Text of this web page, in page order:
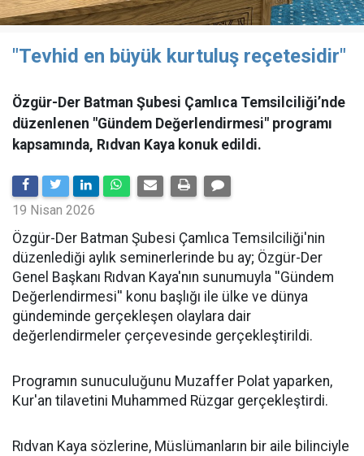
"Tevhid en büyük kurtuluş reçetesidir"
Özgür-Der Batman Şubesi Çamlıca Temsilciliği’nde
düzenlenen "Gündem Değerlendirmesi" programı
kapsamında, Rıdvan Kaya konuk edildi.
19 Nisan 2026
​Özgür-Der Batman Şubesi Çamlıca Temsilciliği'nin
düzenlediği aylık seminerlerinde bu ay; Özgür-Der
Genel Başkanı Rıdvan Kaya'nın sunumuyla ''Gündem
Değerlendirmesi'' konu başlığı ile ülke ve dünya
gündeminde gerçekleşen olaylara dair
değerlendirmeler çerçevesinde gerçekleştirildi.
Programın sunuculuğunu Muzaffer Polat yaparken,
Kur'an tilavetini Muhammed Rüzgar gerçekleştirdi.
Rıdvan Kaya sözlerine, Müslümanların bir aile bilinciyle